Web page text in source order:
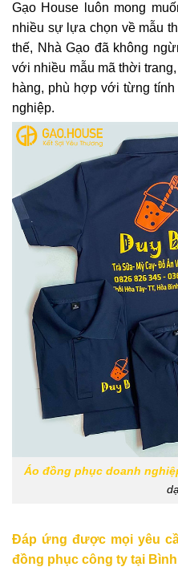
Gạo House luôn mong
nhiều sự lựa chọn về mẫu
thế, Nhà Gạo đã không
với nhiều mẫu mã thời
hàng, phù hợp với từng
nghiệp.
Áo đồng phục doanh
Đáp ứng được mọi yêu
đồng phục công ty tại